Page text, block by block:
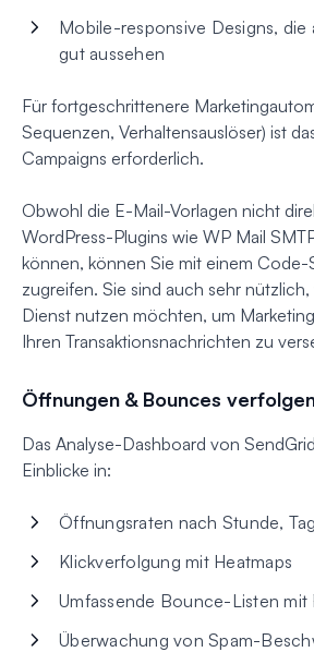
Mobile-responsive Designs, die
gut aussehen
Für fortgeschrittenere
Sequenzen, Verhaltensauslöser) ist
Campaigns erforderlich.
Obwohl die E-Mail-Vorlagen nicht
WordPress-Plugins wie WP Mail
können, können Sie mit einem Code-
zugreifen. Sie sind auch sehr
Dienst nutzen möchten, um
Ihren Transaktionsnachrichten zu
Öffnungen & Bounces
Das Analyse-Dashboard von
Einblicke in:
Öffnungsraten nach Stunde,
Klickverfolgung mit Heatmaps
Umfassende Bounce-Listen mit
Überwachung von Spam-